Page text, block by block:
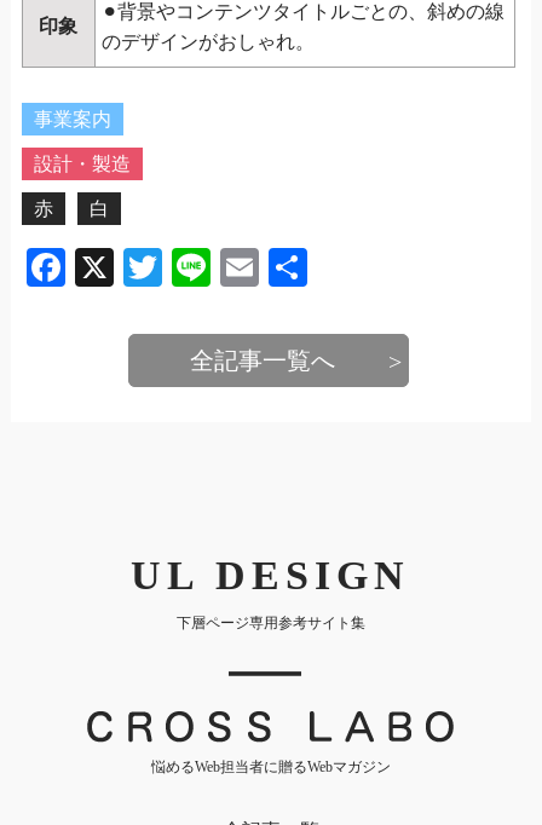
印象
⚫︎背景やコンテンツタイトルごとの、斜めの線
のデザインがおしゃれ。
事業案内
設計・製造
赤 白
Facebook
X TwitterLineEmail
全記事一覧へ
UL DESIGN
下層ページ専用参考サイト集
｜
悩めるWeb担当者に贈るWebマガジン